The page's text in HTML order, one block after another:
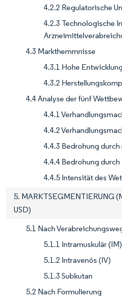
4.2.2 Regulatorische
4.2.3 Technologische
4.3 Markthemmnisse
4.3.1 Hohe
4.3.2
4.4 Analyse der fünf
4.4.1
4.4.2
4.4.3 Bedrohung
4.4.4 Bedrohung
4.4.5 Intensität des
5. MARKTSEGMENTIERUNG
USD)
5.1 Nach
5.1.1 Intramuskulär (IM)
5.1.2 Intravenös (IV)
5.1.3 Subkutan
5.2 Nach Formulierung